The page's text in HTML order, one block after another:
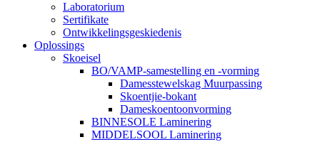
Laboratorium
Sertifikate
Ontwikkelingsgeskiedenis
Oplossings
Skoeisel
BO/VAMP-samestelling en -vorming
Damesstewelskag Muurpassing
Skoentjie-bokant
Dameskoentoonvorming
BINNESOLE Laminering
MIDDELSOOL Laminering